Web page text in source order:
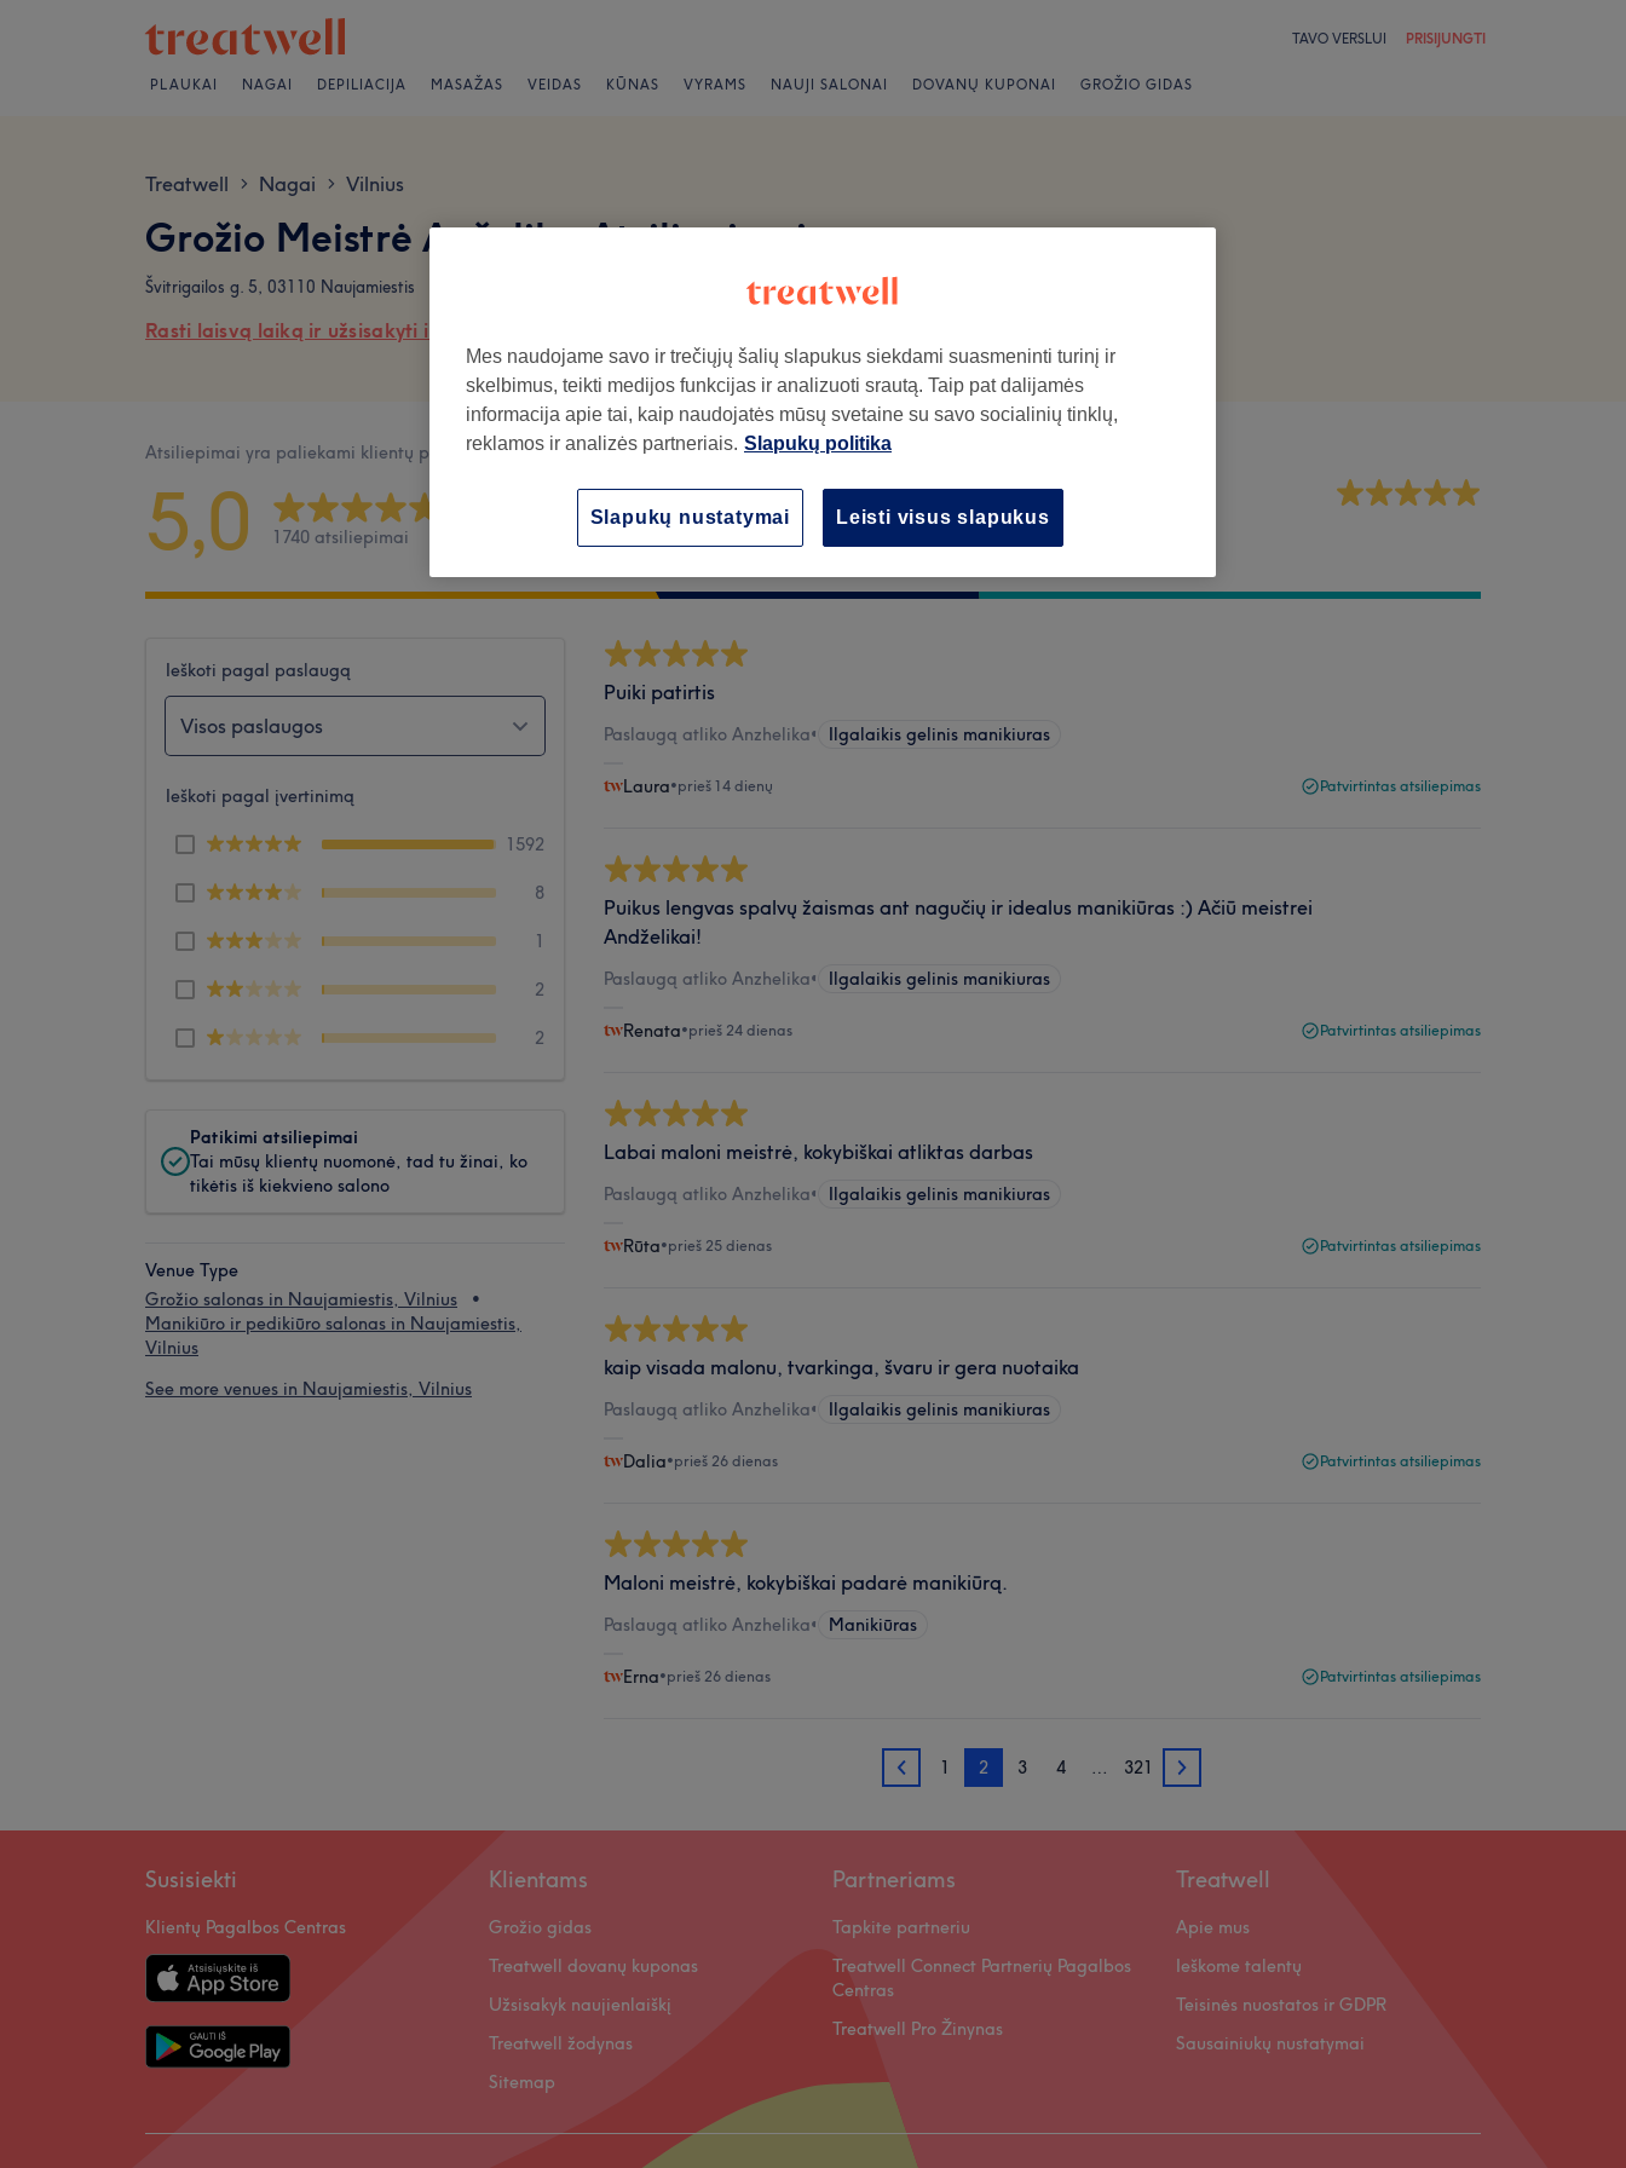
TAVO VERSLUI PRISIJUNGTI
PLAUKAI NAGAI DEPILIACIJA MASAŽAS VEIDAS KŪNAS VYRAMS NAUJI SALONAI DOVANŲ KUPONAI GROŽIO GIDAS
Treatwell > Nagai > Vilnius
Grožio Meistrė Anželika Atsiliepimai
Švitrigailos g. 5, 03110 Naujamiestis
Rasti laisvą laiką ir užsisakyti internetu
Atsiliepimai yra paliekami klientų po jų apsilankymo salone.
5,0 1740 atsiliepimai
Atmosfera
Švara
Personalas
Ieškoti pagal paslaugą
Visos paslaugos
Ieškoti pagal įvertinimą
1592
8
1
2
2
Patikimi atsiliepimai
Tai mūsų klientų nuomonė, tad tu žinai, ko
tikėtis iš kiekvieno salono
Venue Type
Grožio salonas in Naujamiestis, Vilnius
Manikiūro ir pedikiūro salonas in Naujamiestis,
Vilnius
See more venues in Naujamiestis, Vilnius
Puiki patirtis
Paslaugą atliko Anzhelika• Ilgalaikis gelinis manikiuras
Laura•prieš 14 dienų Patvirtintas atsiliepimas
Puikus lengvas spalvų žaismas ant nagučių ir idealus manikiūras :) Ačiū meistrei
Andželikai!
Paslaugą atliko Anzhelika• Ilgalaikis gelinis manikiuras
Renata•prieš 24 dienas Patvirtintas atsiliepimas
Labai maloni meistrė, kokybiškai atliktas darbas
Paslaugą atliko Anzhelika• Ilgalaikis gelinis manikiuras
Rūta•prieš 25 dienas Patvirtintas atsiliepimas
kaip visada malonu, tvarkinga, švaru ir gera nuotaika
Paslaugą atliko Anzhelika• Ilgalaikis gelinis manikiuras
Dalia•prieš 26 dienas Patvirtintas atsiliepimas
Maloni meistrė, kokybiškai padarė manikiūrą.
Paslaugą atliko Anzhelika• Manikiūras
Erna•prieš 26 dienas Patvirtintas atsiliepimas
1 1 2 3 4 … 321 3
Susisiekti
Klientų Pagalbos Centras
Klientams
Grožio gidas
Treatwell dovanų kuponas
Užsisakyk naujienlaiškį
Treatwell žodynas
Sitemap
Partneriams
Tapkite partneriu
Treatwell Connect Partnerių Pagalbos
Centras
Treatwell Pro Žinynas
Treatwell
Apie mus
Ieškome talentų
Teisinės nuostatos ir GDPR
Sausainiukų nustatymai
Mes naudojame savo ir trečiųjų šalių slapukus siekdami suasmeninti turinį ir
skelbimus, teikti medijos funkcijas ir analizuoti srautą. Taip pat dalijamės
informacija apie tai, kaip naudojatės mūsų svetaine su savo socialinių tinklų,
reklamos ir analizės partneriais. Slapukų politika
Leisti visus slapukus
Slapukų nustatymai